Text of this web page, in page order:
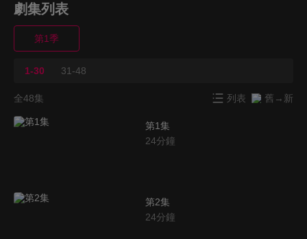
劇集列表
第1季
1-30 31-48
全48集 列表 舊→新
第1集
24分鐘
第2集
24分鐘